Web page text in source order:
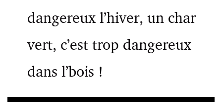
dangereux l’hiver, un char
vert, c’est trop dangereux
dans l’bois !